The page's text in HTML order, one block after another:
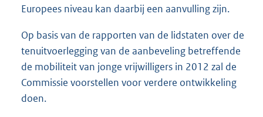
Europees niveau kan daarbij een aanvulling zijn.
Op basis van de rapporten van de lidstaten over de
tenuitvoerlegging van de aanbeveling betreffende
de mobiliteit van jonge vrijwilligers in 2012 zal de
Commissie voorstellen voor verdere ontwikkeling
doen.